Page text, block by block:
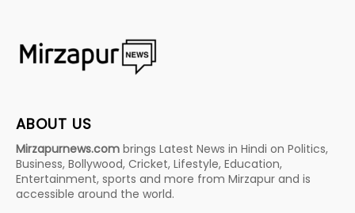
ABOUT US
Mirzapurnews.com brings Latest News in Hindi on Politics,
Business, Bollywood, Cricket, Lifestyle, Education,
Entertainment, sports and more from Mirzapur and is
accessible around the world.